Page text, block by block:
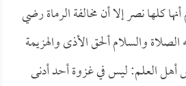
كلها نصر إلا أن مخالفة الرماة رضي
الصلاة والسلام ألحق الأذى والهزيمة
أهل العلم: ليس في غزوة أحد أدنى